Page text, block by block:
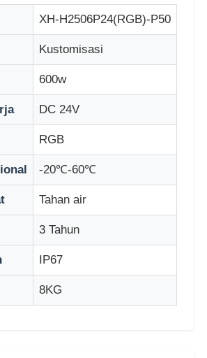
Harga
XH-H2506P24(RGB)-P50
Kustomisasi
600w
DC 24V
RGB
-20℃-60℃
Tahan air
3 Tahun
IP67
8KG